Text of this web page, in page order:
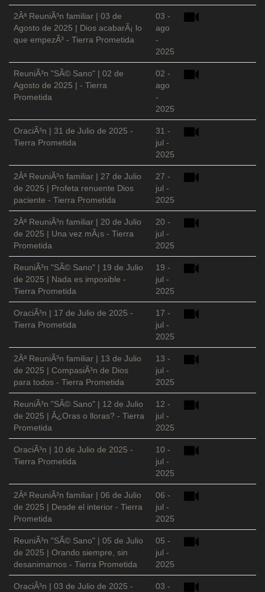
2Âª ReuniÃ³n familiar | 03 de
Agosto de 2025 | Dios acabarÃ¡ lo
que empezÃ³ - Tierra Prometida
03 -
ago
-
2025
ReuniÃ³n "SÃ© Sano" | 02 de
Agosto de 2025 | - Tierra
Prometida
02 -
ago
-
2025
OraciÃ³n | 31 de Julio de 2025 -
Tierra Prometida
31 -
jul -
2025
2Âª ReuniÃ³n familiar | 27 de Julio
de 2025 | Profeta renuente Dios
paciente - Tierra Prometida
27 -
jul -
2025
2Âª ReuniÃ³n familiar | 20 de Julio
de 2025 | Una vez mÃ¡s - Tierra
Prometida
20 -
jul -
2025
ReuniÃ³n "SÃ© Sano" | 19 de Julio
de 2025 | Nada es imposible -
Tierra Prometida
19 -
jul -
2025
OraciÃ³n | 17 de Julio de 2025 -
Tierra Prometida
17 -
jul -
2025
2Âª ReuniÃ³n familiar | 13 de Julio
de 2025 | CompasiÃ³n de Dios
para todos - Tierra Prometida
13 -
jul -
2025
ReuniÃ³n "SÃ© Sano" | 12 de Julio
de 2025 | Â¿Oras o lloras? - Tierra
Prometida
12 -
jul -
2025
OraciÃ³n | 10 de Julio de 2025 -
Tierra Prometida
10 -
jul -
2025
2Âª ReuniÃ³n familiar | 06 de Julio
de 2025 | Desde el interior - Tierra
Prometida
06 -
jul -
2025
ReuniÃ³n "SÃ© Sano" | 05 de Julio
de 2025 | Orando siempre, sin
desanimarnos - Tierra Prometida
05 -
jul -
2025
OraciÃ³n | 03 de Julio de 2025 -
03 -